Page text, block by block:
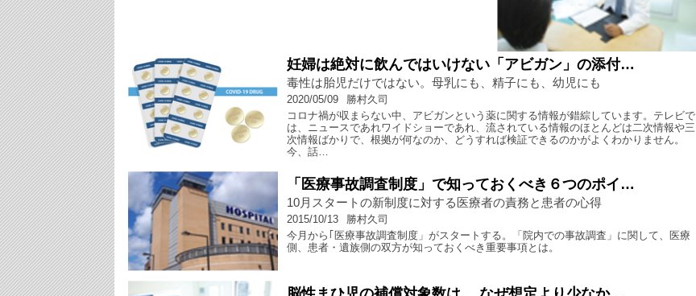
妊婦は絶対に飲んではいけない「アビガン」の添付…
毒性は胎児だけではない。母乳にも、精子にも、幼児にも
2020/05/09
勝村久司
コロナ禍が収まらない中、アビガンという薬に関する情報が錯綜しています。テレビで
は、ニュースであれワイドショーであれ、流されている情報のほとんどは二次情報や三
次情報ばかりで、根拠が何なのか、どうすれば検証できるのかがよくわかりません。
今、話…
「医療事故調査制度」で知っておくべき６つのポイ…
10月スタートの新制度に対する医療者の責務と患者の心得
2015/10/13
勝村久司
今月から｢医療事故調査制度」がスタートする。「院内での事故調査」に関して、医療
側、患者・遺族側の双方が知っておくべき重要事項とは。